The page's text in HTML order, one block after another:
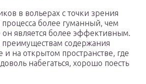
в вольерах с точки зрения
более гуманный, чем
является более эффективным.
преимуществам содержания
и на открытом пространстве, где
набегаться, хорошо поесть